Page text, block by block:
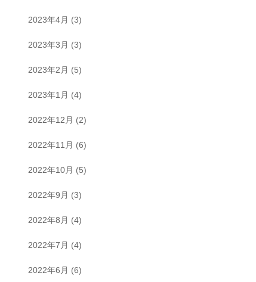
2023年4月 (3)
2023年3月 (3)
2023年2月 (5)
2023年1月 (4)
2022年12月 (2)
2022年11月 (6)
2022年10月 (5)
2022年9月 (3)
2022年8月 (4)
2022年7月 (4)
2022年6月 (6)